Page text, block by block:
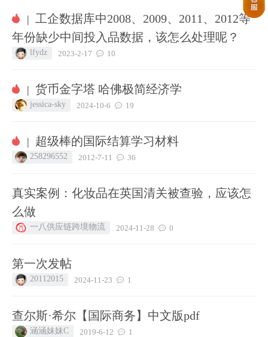
| 工企数据库中2008、2009、2011、2012等
年份缺少中间投入品数据，该怎么处理呢？
lfydz 2023-2-17 10
| 货币金字塔 哈佛极简经济学
jessica-sky 2024-10-6 19
| 超级棒的国际结算学习材料
258296552 2012-7-11 36
真实案例：化妆品在英国清关被查验，应该怎
么做
一八供应链跨境物流 2024-11-28 0
第一次发帖
20112015 2024-11-23 1
查尔斯·希尔【国际商务】中文版pdf
涵涵妹妹C 2019-6-12 1